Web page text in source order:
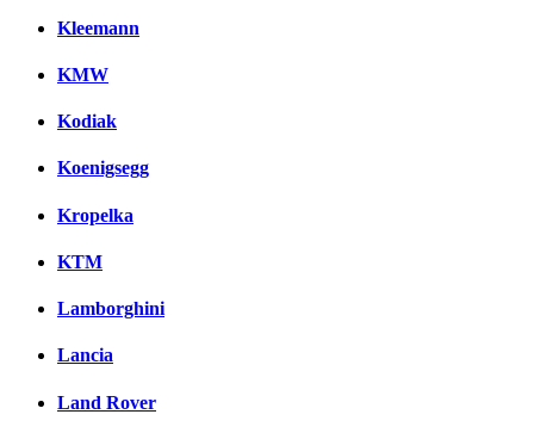
Kleemann
KMW
Kodiak
Koenigsegg
Kropelka
KTM
Lamborghini
Lancia
Land Rover